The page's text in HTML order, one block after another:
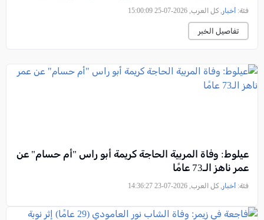
فئة: أخبار , كل العرب, 2026-07-25 15:00:09
تفاصيل الخبر
عيلوط: وفاة المربية الحاجة كريمة أبو راس "أم حسام" عن
عمر ناهز الـ73 عامًا
فئة: أخبار , كل العرب, 2026-07-23 14:36:27